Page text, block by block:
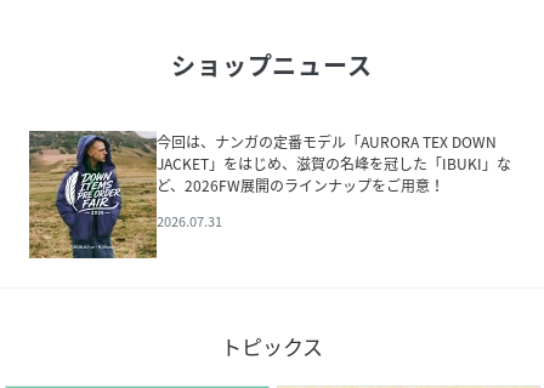
ショップニュース
今回は、ナンガの定番モデル「AURORA TEX DOWN
JACKET」をはじめ、滋賀の名峰を冠した「IBUKI」な
ど、2026FW展開のラインナップをご用意！
2026.07.31
トピックス